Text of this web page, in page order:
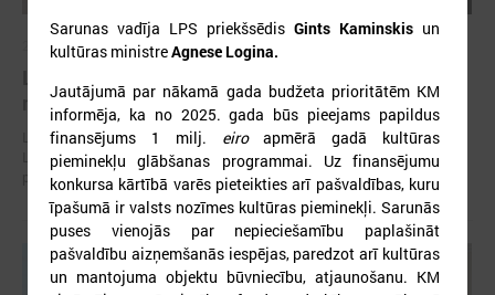
2026. gada 30. jūlijs
Latvijas Pašvaldību savienības un Iekšlietu
ministrijas sarunas
Latvijas Pašvaldību savienība aicina piedalīties Iekšlietu ministrijas un
Latvijas Pašvaldību savienības sarunās, kas notiks šī gada 5. augustā
plkst. 14:30 LPS 4. stāva zālē (Mazā Pils iela 1, Rīga).
Sarunas vadīja LPS priekšsēdis Gints Kaminskis un
kultūras ministreAgnese Logina.
Jautājumā par nākamā gada budžeta prioritātēm KM
informēja, ka no 2025. gada būs pieejams papildus
finansējums 1 milj. eiroapmērā gadā kultūras
pieminekļu glābšanas programmai. Uz finansējumu
konkursa kārtībā varēs pieteikties arī pašvaldības, kuru
īpašumā ir valsts nozīmes kultūras pieminekļi. Sarunās
puses vienojās par nepieciešamību paplašināt
pašvaldību aizņemšanās iespējas, paredzot arī kultūras
un mantojuma objektu būvniecību, atjaunošanu. KM